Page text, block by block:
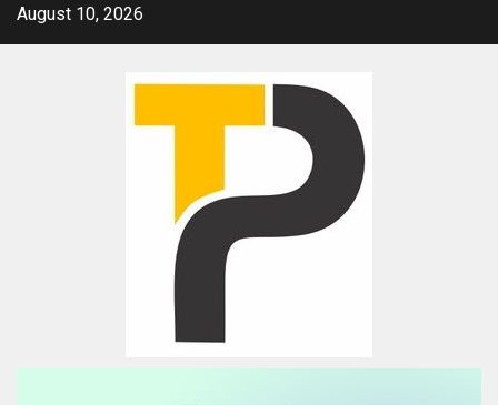
SkipAugust 10, 2026